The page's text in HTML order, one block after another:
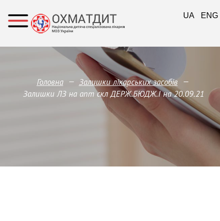
Головна — Залишки лікарських засобів —
Залишки ЛЗ на апт скл ДЕРЖ.БЮДЖ.І на 20.09.21
UA ENG